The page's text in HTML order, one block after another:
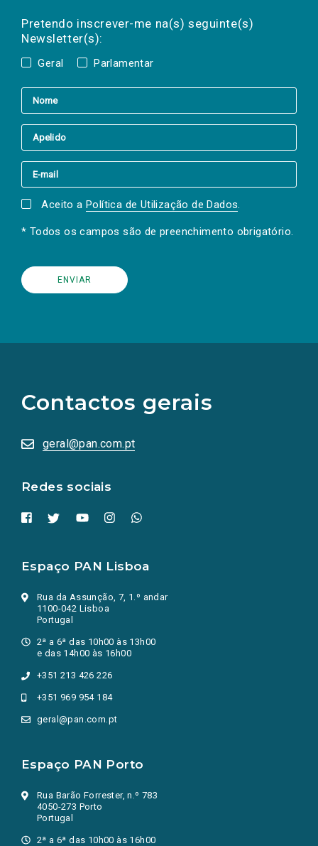
Pretendo inscrever-me na(s) seguinte(s)
Newsletter(s):
Geral Parlamentar
a(s) newsletter(s).
mail
Aceito a Política de Utilização de Dados.
* Todos os campos são de preenchimento obrigatório.
Contactos gerais
geral@pan.com.pt
Redes sociais
redes
sociais
numa
nova
Espaço PAN Lisboa
Rua da Assunção, 7, 1.º andar
1100-042 Lisboa
Portugal
2ª a 6ª das 10h00 às 13h00
e das 14h00 às 16h00
+351 213 426 226
+351 969 954 184
geral@pan.com.pt
Espaço PAN Porto
Rua Barão Forrester, n.º 783
4050-273 Porto
Portugal
2ª a 6ª das 10h00 às 16h00